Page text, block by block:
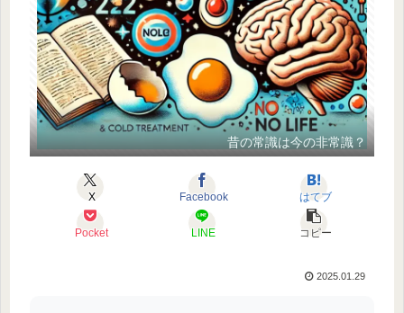
昔の常識は今の非常識？
X Facebook はてブ
Pocket LINE コピー
2025.01.29